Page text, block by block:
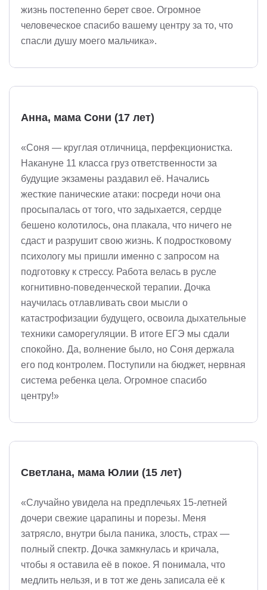
жизнь постепенно берет свое. Огромное
человеческое спасибо вашему центру за то, что
спасли душу моего мальчика».
Анна, мама Сони (17 лет)
«Соня — круглая отличница, перфекционистка.
Накануне 11 класса груз ответственности за
будущие экзамены раздавил её. Начались
жесткие панические атаки: посреди ночи она
просыпалась от того, что задыхается, сердце
бешено колотилось, она плакала, что ничего не
сдаст и разрушит свою жизнь. К подростковому
психологу мы пришли именно с запросом на
подготовку к стрессу. Работа велась в русле
когнитивно-поведенческой терапии. Дочка
научилась отлавливать свои мысли о
катастрофизации будущего, освоила дыхательные
техники саморегуляции. В итоге ЕГЭ мы сдали
спокойно. Да, волнение было, но Соня держала
его под контролем. Поступили на бюджет, нервная
система ребенка цела. Огромное спасибо
центру!»
Светлана, мама Юлии (15 лет)
«Случайно увидела на предплечьях 15-летней
дочери свежие царапины и порезы. Меня
затрясло, внутри была паника, злость, страх —
полный спектр. Дочка замкнулась и кричала,
чтобы я оставила её в покое. Я понимала, что
медлить нельзя, и в тот же день записала её к